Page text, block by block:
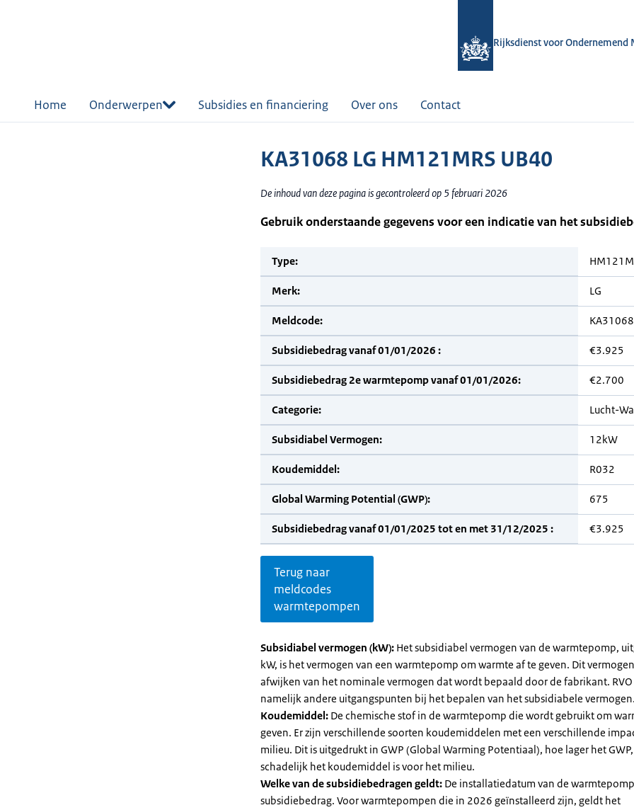
Rijksdienst voor Ondernemend
Home Onderwerpen Subsidies en financiering Over ons Contact
KA31068 LG HM121MRS UB40
De inhoud van deze pagina is gecontroleerd op 5 februari 2026
Gebruik onderstaande gegevens voor een indicatie van het
Type:
Merk: LG
Meldcode: KA31068
Subsidiebedrag vanaf 01/01/2026 : €3.925
Subsidiebedrag 2e warmtepomp vanaf 01/01/2026: €2.700
Categorie: Lucht-
Subsidiabel Vermogen: 12kW
Koudemiddel: R032
Global Warming Potential (GWP): 675
Subsidiebedrag vanaf 01/01/2025 tot en met 31/12/2025 : €3.925
Terug naar
meldcodes
warmtepompen
Subsidiabel vermogen (kW): Het subsidiabel vermogen van de warmtepomp,
kW, is het vermogen van een warmtepomp om warmte af te geven. Dit
afwijken van het nominale vermogen dat wordt bepaald door de fabrikant.
namelijk andere uitgangspunten bij het bepalen van het subsidiabele
Koudemiddel: De chemische stof in de warmtepomp die wordt gebruikt om
geven. Er zijn verschillende soorten koudemiddelen met een verschillende
milieu. Dit is uitgedrukt in GWP (Global Warming Potentiaal), hoe lager het
schadelijk het koudemiddel is voor het milieu.
Welke van de subsidiebedragen geldt: De installatiedatum van de
subsidiebedrag. Voor warmtepompen die in 2026 geïnstalleerd zijn, geldt het